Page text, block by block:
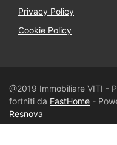
Privacy Policy
Cookie Policy
@2019 Immobiliare VITI -
fortniti da FastHome -
Resnova